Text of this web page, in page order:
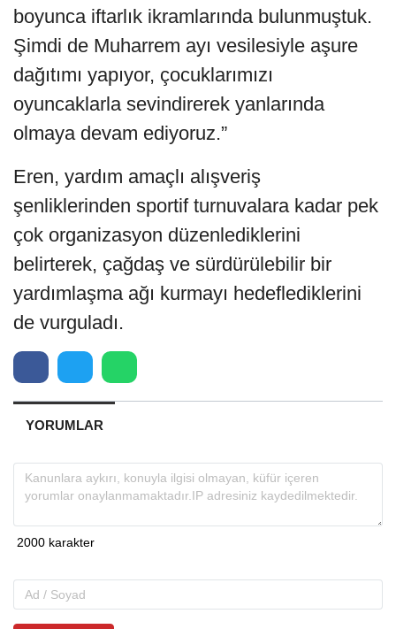
boyunca iftarlık ikramlarında bulunmuştuk.
Şimdi de Muharrem ayı vesilesiyle aşure
dağıtımı yapıyor, çocuklarımızı
oyuncaklarla sevindirerek yanlarında
olmaya devam ediyoruz.”
Eren, yardım amaçlı alışveriş
şenliklerinden sportif turnuvalara kadar pek
çok organizasyon düzenlediklerini
belirterek, çağdaş ve sürdürülebilir bir
yardımlaşma ağı kurmayı hedeflediklerini
de vurguladı.
YORUMLAR